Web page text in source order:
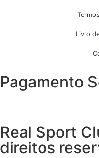
Livro
Pagamento
Real Sport
direitos